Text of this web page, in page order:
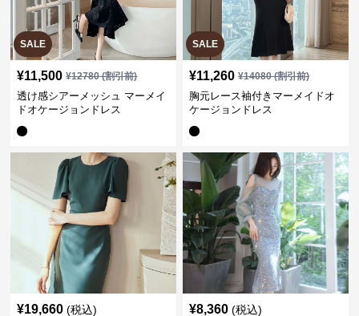
SALE
¥11,500 ¥12780(割引前)
透け感シアーメッシュ マーメイ
ドオケージョンドレス
SALE
¥11,260 ¥14080(割引前)
胸元レース袖付きマーメイドオ
ケージョンドレス
¥19,660 (税込) ¥8,360 (税込)